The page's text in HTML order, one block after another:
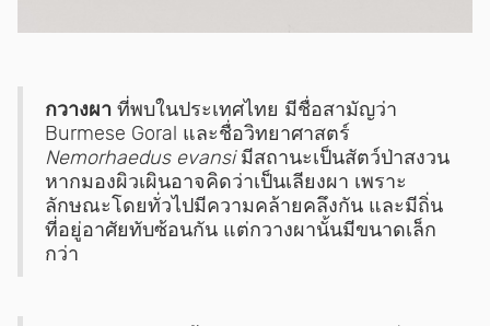
กวางผา ที่พบในประเทศไทย มีชื่อสามัญว่า
Burmese Goral และชื่อวิทยาศาสตร์
Nemorhaedus evansiมีสถานะเป็นสัตว์ป่าสงวน
หากมองผิวเผินอาจคิดว่าเป็นเลียงผา เพราะ
ลักษณะโดยทั่วไปมีความคล้ายคลึงกัน และมีถิ่น
ที่อยู่อาศัยทับซ้อนกัน แต่กวางผานั้นมีขนาดเล็ก
กว่า